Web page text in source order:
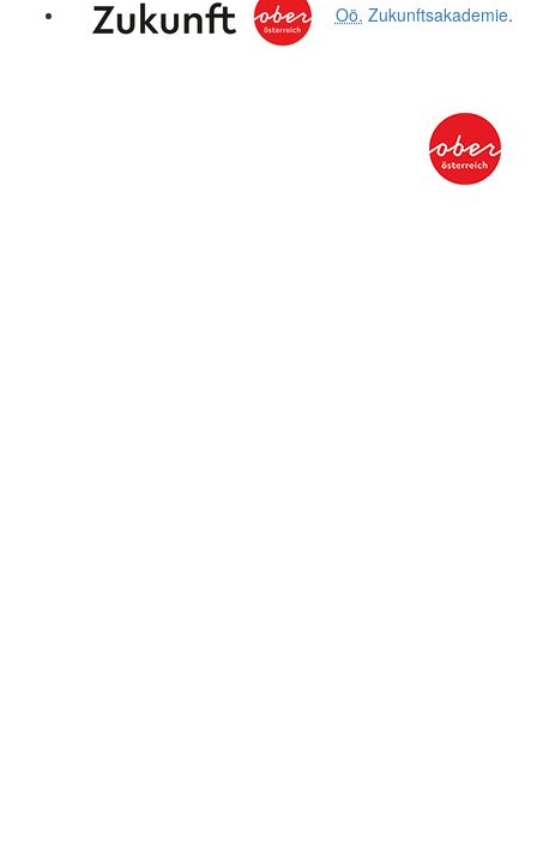
Oö. Zukunftsakademie.